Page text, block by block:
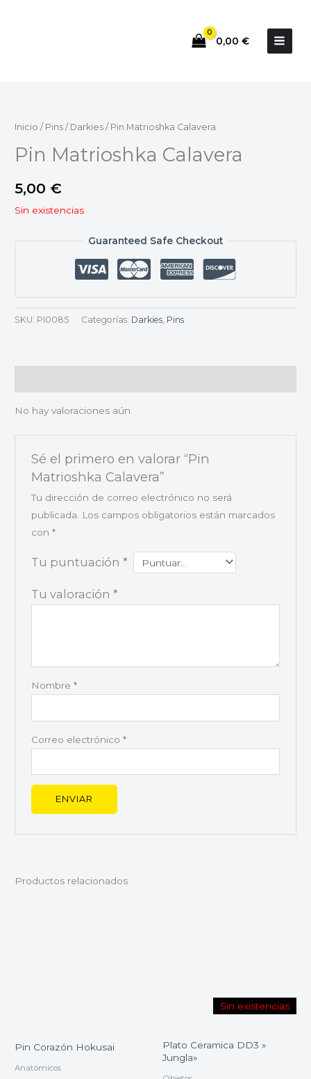
0,00 €
Inicio / Pins / Darkies / Pin Matrioshka Calavera
Pin Matrioshka Calavera
5,00 €
Sin existencias
Guaranteed Safe Checkout
SKU: PI0085 Categorías: Darkies, Pins
No hay valoraciones aún.
Sé el primero en valorar “Pin
Matrioshka Calavera”
Tu dirección de correo electrónico no será
publicada.
Los campos obligatorios están marcados
con *
Tu puntuación *
Tu valoración *
Nombre *
Correo electrónico *
Productos relacionados
Pin Corazón Hokusai
Anatómicos
Sin existencias
Plato Ceramica DD3 »
Jungla»